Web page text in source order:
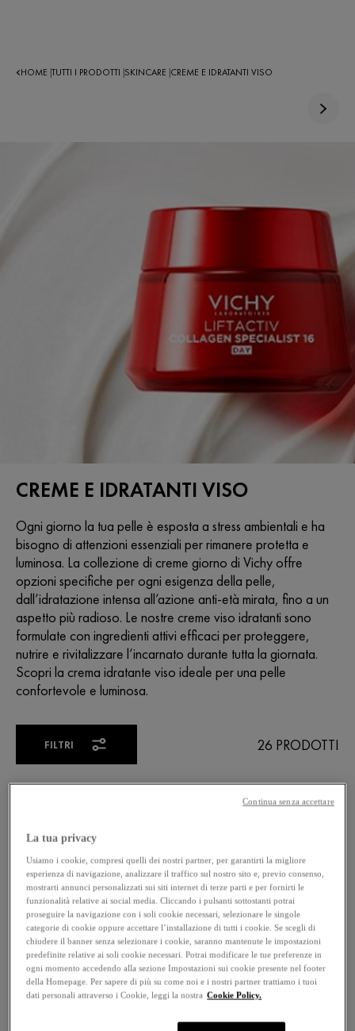
HOME TUTTI I PRODOTTI SKINCARE CREME E IDRATANTI VISO
CREME E IDRATANTI VISO
Ogni giorno la tua pelle è esposta a stress ambientali e ha
bisogno di attenzioni essenziali per rimanere protetta e
luminosa. La collezione di creme giorno di Vichy offre
opzioni specifiche per ogni esigenza della pelle,
dall’idratazione intensa all’azione anti-età mirata, fino a un
aspetto più radioso. Le nostre creme viso idratanti sono
formulate con ingredienti attivi efficaci per proteggere,
nutrire e rivitalizzare l’incarnato durante tutta la giornata.
Scopri la crema idratante viso ideale per una pelle
confortevole e luminosa.
FILTRI 26 PRODOTTI
La tua privacy
Usiamo i cookie, compresi quelli dei nostri partner, per garantirti la migliore
esperienza di navigazione, analizzare il traffico sul nostro sito e, previo consenso,
mostrarti annunci personalizzati sui siti internet di terze parti e per fornirti le
funzionalità relative ai social media. Cliccando i pulsanti sottostanti potrai
proseguire la navigazione con i soli cookie necessari, selezionare le singole
categorie di cookie oppure accettare l’installazione di tutti i cookie. Se scegli di
chiudere il banner senza selezionare i cookie, saranno mantenute le impostazioni
predefinite relative ai soli cookie necessari. Potrai modificare le tue preferenze in
ogni momento accedendo alla sezione Impostazioni sui cookie presente nel footer
della Homepage. Per sapere di più su come noi e i nostri partner trattiamo i tuoi
dati personali attraverso i Cookie, leggi la nostra Cookie Policy.
Continua senza accettare